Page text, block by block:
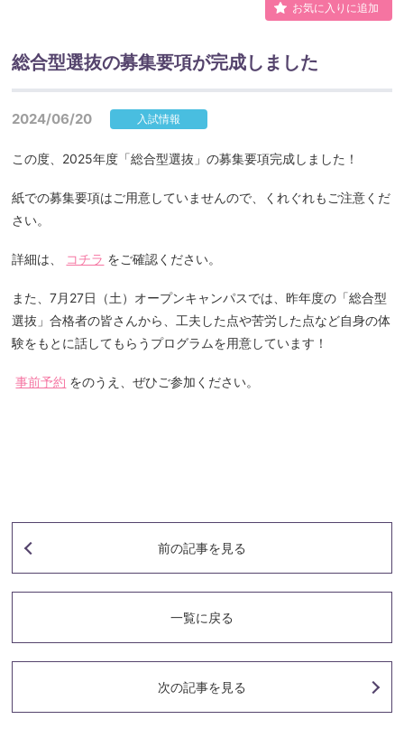
お気に入りに追加
総合型選抜の募集要項が完成しました
2024/06/20 入試情報
この度、2025年度「総合型選抜」の募集要項完成しました！
紙での募集要項はご用意していませんので、くれぐれもご注意くだ
さい。
詳細は、 コチラ をご確認ください。
また、7月27日（土）オープンキャンパスでは、昨年度の「総合型
選抜」合格者の皆さんから、工夫した点や苦労した点など自身の体
験をもとに話してもらうプログラムを用意しています！
事前予約 をのうえ、ぜひご参加ください。
前の記事を見る
一覧に戻る
次の記事を見る